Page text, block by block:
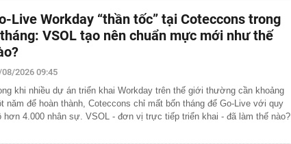
bánh khách trả tiền mua lẻ nhưng người bán cương
do nằm ngay trong cái tên
đóng điện 14 dự án khu vực phía nam trong 5
nhà, cặp vợ chồng bất ngờ đào trúng kho báu
hơn 300 năm, được đấu giá gần 27 tỷ đồng
200 triệu đồng nếu người dùng tài khoản ngân hàng
Live Workday “thần tốc” tại Coteccons trong
VSOL tạo nên chuẩn mực mới như thế
2026 09:45
khi nhiều dự án triển khai Workday trên thế giới thường cần khoảng
năm để hoàn thành, Coteccons chỉ mất bốn tháng để Go-Live với quy
hơn 4.000 nhân sự. VSOL - đơn vị trực tiếp triển khai - đã làm thế nào?